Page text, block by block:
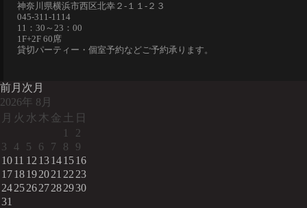
神奈川県横浜市西区北幸２-１１-２３
045-311-1114
11：30～23：00
1F+2F 60席
貸切パーティー・個室予約などご予約承ります。
前月 次月
2026年 8月
月 火 水 木 金 土 日
1
2
3
4 5 6 7 8
9
1011 12 13141516
1718192021 22 23
24252627282930
31